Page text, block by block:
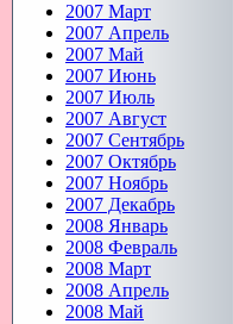
2007 Март
2007 Апрель
2007 Май
2007 Июнь
2007 Июль
2007 Август
2007 Сентябрь
2007 Октябрь
2007 Ноябрь
2007 Декабрь
2008 Январь
2008 Февраль
2008 Март
2008 Апрель
2008 Май